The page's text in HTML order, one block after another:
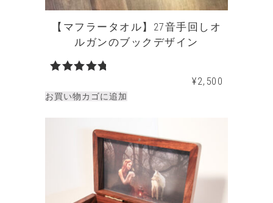
【マフラータオル】27音手回しオ
ルガンのブックデザイン
5.00
の評
価
¥2,500
お買い物カゴに追加